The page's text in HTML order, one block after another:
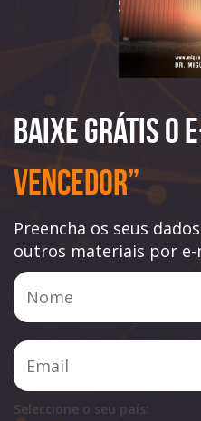
Baixe Grátis o
Vencedor”
Preencha os seus
outros materiais por e-
Seleccione o seu país: